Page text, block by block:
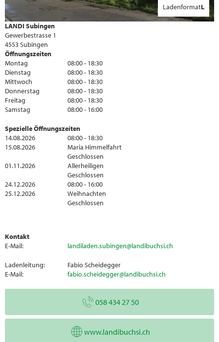
LadenformatL
LANDI Subingen
Gewerbestrasse 1
4553 Subingen
Öffnungszeiten
Montag
08:00 - 18:30
Dienstag
08:00 - 18:30
Mittwoch
08:00 - 18:30
Donnerstag
08:00 - 18:30
Freitag
08:00 - 18:30
Samstag
08:00 - 16:00
Spezielle Öffnungszeiten
14.08.2026
08:00 - 18:30
15.08.2026
Maria Himmelfahrt
Geschlossen
01.11.2026
Allerheiligen
Geschlossen
24.12.2026
08:00 - 16:00
25.12.2026
Weihnachten
Geschlossen
Kontakt
E-Mail:
landiladen.subingen@landibuchsi.ch
Ladenleitung:
Fabio Scheidegger
E-Mail:
fabio.scheidegger@landibuchsi.ch
058 434 27 50
www.landibuchsi.ch